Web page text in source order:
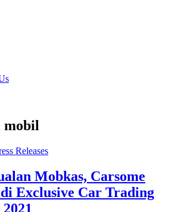
mobil
Releases
Mobkas, Carsome
Exclusive Car Trading